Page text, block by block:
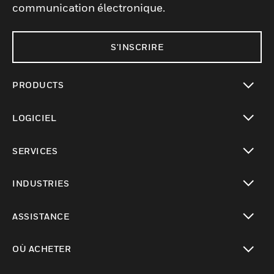
communication électronique.
S'INSCRIRE
PRODUCTS
LOGICIEL
SERVICES
INDUSTRIES
ASSISTANCE
OÙ ACHETER